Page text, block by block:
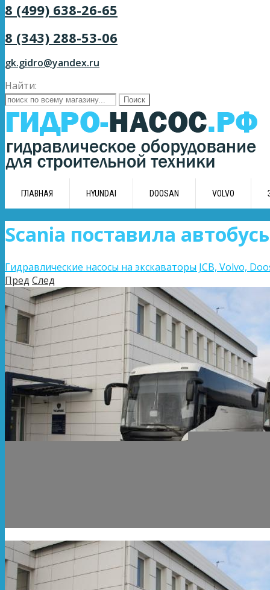
8 (499) 638-26-65
8 (343) 288-53-06
gk.gidro@yandex.ru
Найти:
ГЛАВНАЯ HYUNDAI DOOSAN VOLVO
Scania поставила
Гидравлические насосы на экскаваторы JCB, Volvo,
Пред След